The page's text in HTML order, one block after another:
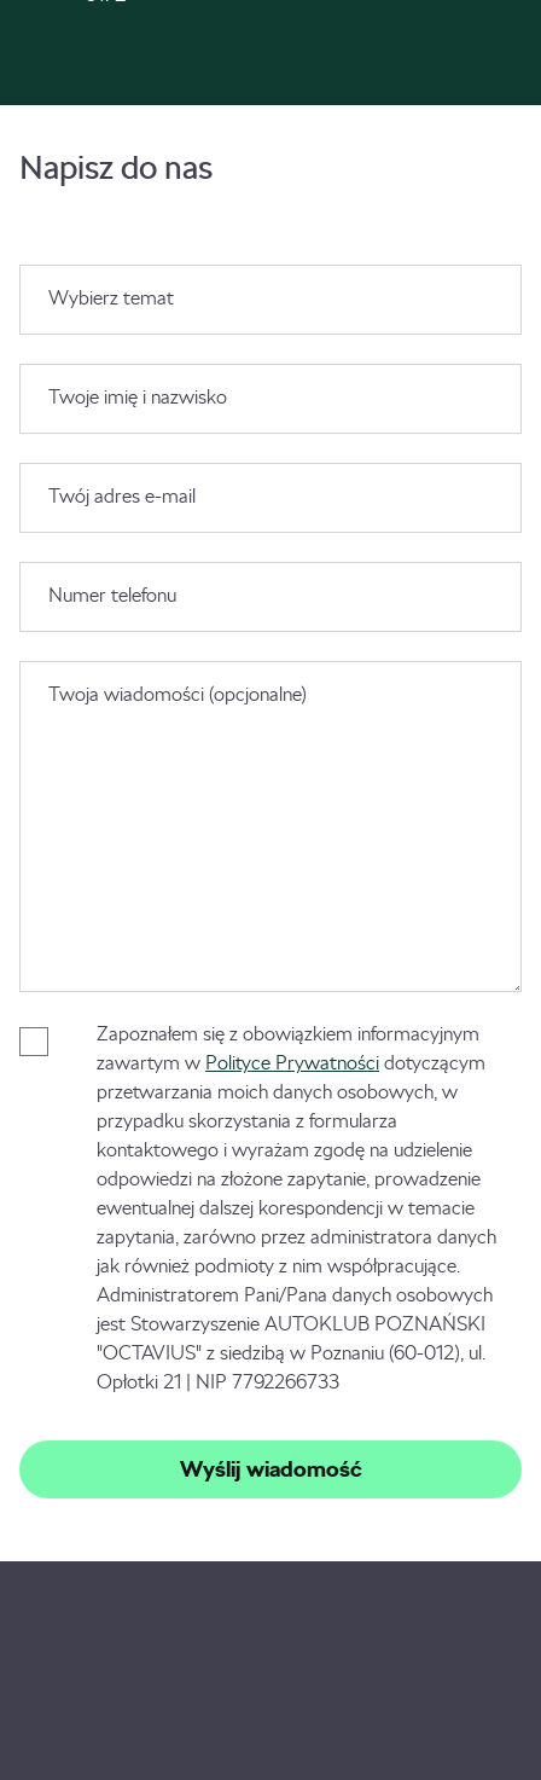
Napisz do nas
Wybierz temat
Twoje imię i nazwisko
Twój adres e-mail
Numer telefonu
Twoja wiadomości (opcjonalne)
Zapoznałem się z obowiązkiem informacyjnym
zawartym w Polityce Prywatności dotyczącym
przetwarzania moich danych osobowych, w
przypadku skorzystania z formularza
kontaktowego i wyrażam zgodę na udzielenie
odpowiedzi na złożone zapytanie, prowadzenie
ewentualnej dalszej korespondencji w temacie
zapytania, zarówno przez administratora danych
jak również podmioty z nim współpracujące.
Administratorem Pani/Pana danych osobowych
jest Stowarzyszenie AUTOKLUB POZNAŃSKI
"OCTAVIUS" z siedzibą w Poznaniu (60-012), ul.
Opłotki 21 | NIP 7792266733